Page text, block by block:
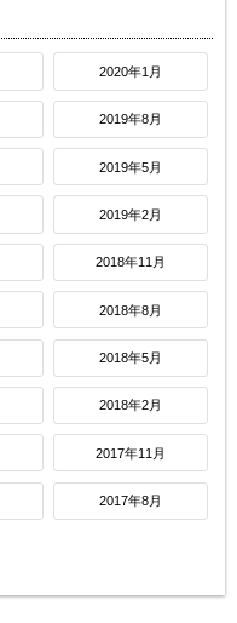
2020年1月
2019年8月
2019年5月
2019年2月
2018年11月
2018年8月
2018年5月
2018年2月
2017年11月
2017年8月